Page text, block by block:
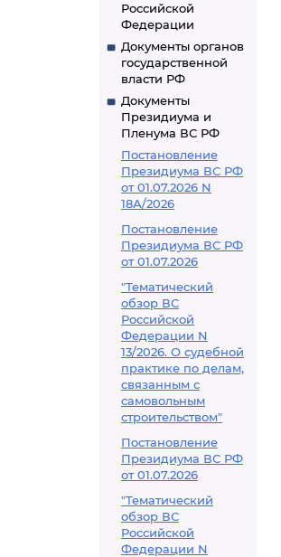
Российской
Федерации
Документы органов
государственной
власти РФ
Документы
Президиума и
Пленума ВС РФ
Постановление
Президиума ВС РФ
от 01.07.2026 N
18А/2026
Постановление
Президиума ВС РФ
от 01.07.2026
"Тематический
обзор ВС
Российской
Федерации N
13/2026. О судебной
практике по делам,
связанным с
самовольным
строительством"
Постановление
Президиума ВС РФ
от 01.07.2026
"Тематический
обзор ВС
Российской
Федерации N